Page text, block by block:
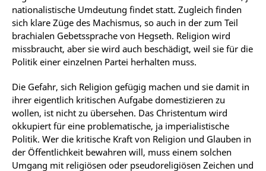
nationalistische Umdeutung findet statt. Zugleich finden
sich klare Züge des Machismus, so auch in der zum Teil
brachialen Gebetssprache von Hegseth. Religion wird
missbraucht, aber sie wird auch beschädigt, weil sie für die
Politik einer einzelnen Partei herhalten muss.
Die Gefahr, sich Religion gefügig machen und sie damit in
ihrer eigentlich kritischen Aufgabe domestizieren zu
wollen, ist nicht zu übersehen. Das Christentum wird
okkupiert für eine problematische, ja imperialistische
Politik. Wer die kritische Kraft von Religion und Glauben in
der Öffentlichkeit bewahren will, muss einem solchen
Umgang mit religiösen oder pseudoreligiösen Zeichen und